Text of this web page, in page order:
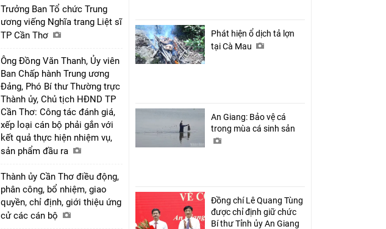
Trưởng Ban Tổ chức Trung
ương viếng Nghĩa trang Liệt sĩ
TP Cần Thơ
Ông Đồng Văn Thanh, Ủy viên
Ban Chấp hành Trung ương
Đảng, Phó Bí thư Thường trực
Thành ủy, Chủ tịch HĐND TP
Cần Thơ: Công tác đánh giá,
xếp loại cán bộ phải gắn với
kết quả thực hiện nhiệm vụ,
sản phẩm đầu ra
Thành ủy Cần Thơ điều động,
phân công, bổ nhiệm, giao
quyền, chỉ định, giới thiệu ứng
cử các cán bộ
Phát hiện ổ dịch tả lợn
tại Cà Mau
An Giang: Bảo vệ cá
trong mùa cá sinh sản
Đồng chí Lê Quang Tùng
được chỉ định giữ chức
Bí thư Tỉnh ủy An Giang